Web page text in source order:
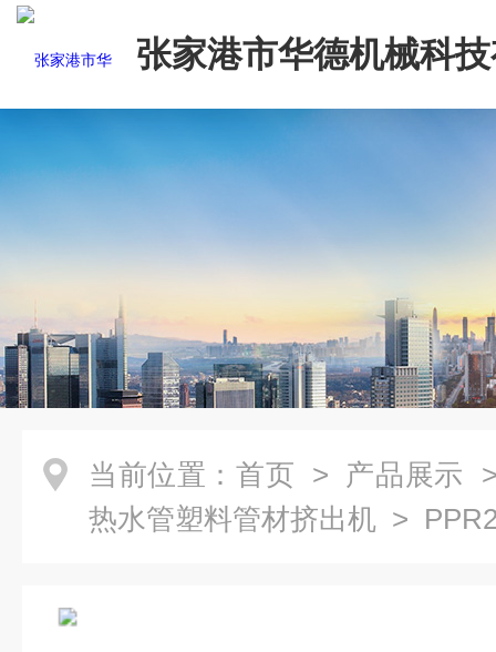
张家港市华德机械科
司
当前位置： 首页 > 产品展示
热水管塑料管材挤出机 >